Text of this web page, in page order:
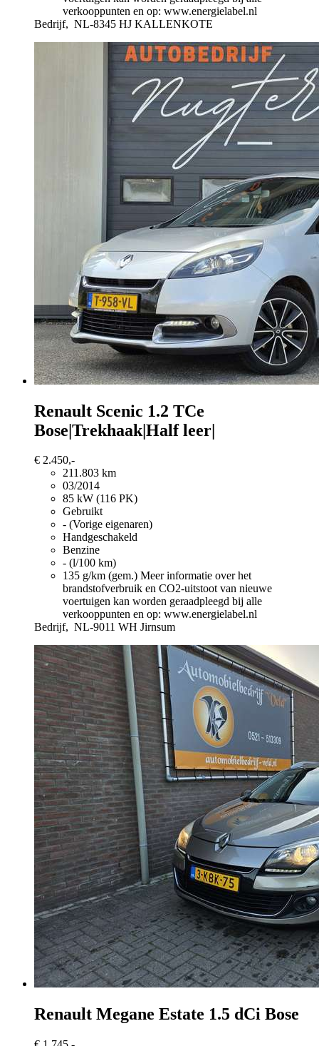
verkooppunten en op: www.energielabel.nl
Bedrijf, NL-8345 HJ KALLENKOTE
Renault Scenic 1.2 TCe
Bose|Trekhaak|Half leer|
€ 2.450,-
211.803 km
03/2014
85 kW (116 PK)
Gebruikt
- (Vorige eigenaren)
Handgeschakeld
Benzine
- (l/100 km)
135 g/km (gem.) Meer informatie over het
brandstofverbruik en CO2-uitstoot van nieuwe
voertuigen kan worden geraadpleegd bij alle
verkooppunten en op: www.energielabel.nl
Bedrijf, NL-9011 WH Jirnsum
Renault Megane Estate 1.5 dCi Bose